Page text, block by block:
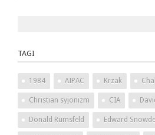
TAGI
1984 AIPAC Krzak
Christian syjonizm CIA
Donald Rumsfeld Edward